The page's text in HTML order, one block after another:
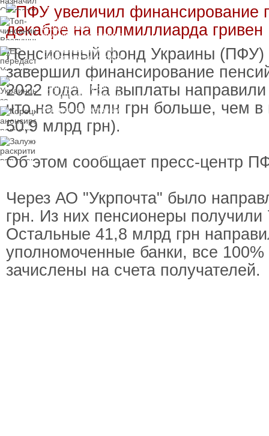
пресечения
Топ-чиновнику
Воздушных сил
вручили подозрение по
1 млрд гривен
ЕС передаст Украине
средства от доходов от
замороженных активов
России
Украинцы за рубежом
могут потерять доступ
к госжилью и выплатам
Корецкий анонсировал
ревизию госбюджета
вступление Украины в
НАТО и предлагает
Пенсионный фонд Украины (ПФУ)
завершил финансирование
2022 года. На выплаты
что на 500 млн грн больше, чем
50,9 млрд грн).
Об этом сообщает пресс-центр
Через АО "Укрпочта" было
грн. Из них пенсионеры получили
Остальные 41,8 млрд грн
уполномоченные банки, все
зачислены на счета получателей.